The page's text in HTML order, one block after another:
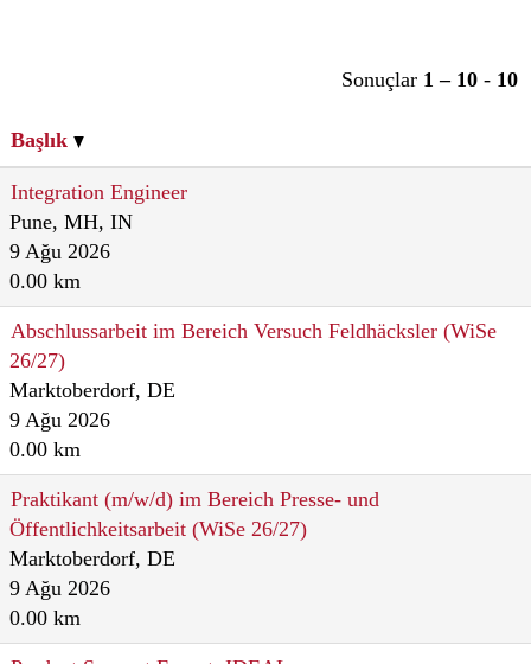
Sonuçlar 1 – 10 - 10
Başlık
Integration Engineer
Pune, MH, IN
9 Ağu 2026
0.00 km
Abschlussarbeit im Bereich Versuch Feldhäcksler (WiSe
26/27)
Marktoberdorf, DE
9 Ağu 2026
0.00 km
Praktikant (m/w/d) im Bereich Presse- und
Öffentlichkeitsarbeit (WiSe 26/27)
Marktoberdorf, DE
9 Ağu 2026
0.00 km